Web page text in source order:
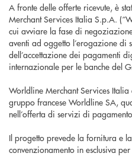
A fronte delle offerte ricevute, è
Merchant Services Italia S.p.A.
cui avviare la fase di
aventi ad oggetto l’erogazione di
dell’accettazione dei pagamenti
internazionale per le banche del
Worldline Merchant Services
gruppo francese Worldline SA,
nell’offerta di servizi di
Il progetto prevede la fornitura e
convenzionamento in esclusiva